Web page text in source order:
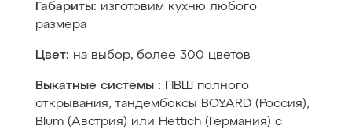
Габариты: изготовим кухню любого
размера
Цвет: на выбор, более 300 цветов
Выкатные системы :
ПВШ полного
открывания, тандембоксы BOYARD (Россия),
Blum (Австрия) или Hettich (Германия) с